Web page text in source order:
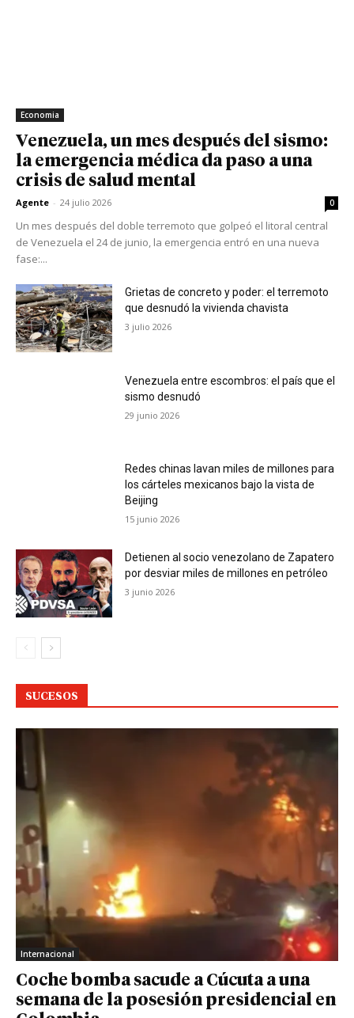
Economia
Venezuela, un mes después del sismo:
la emergencia médica da paso a una
crisis de salud mental
Agente - 24 julio 2026 0
Un mes después del doble terremoto que golpeó el litoral central
de Venezuela el 24 de junio, la emergencia entró en una nueva
fase:...
Grietas de concreto y poder: el terremoto
que desnudó la vivienda chavista
3 julio 2026
Venezuela entre escombros: el país que el
sismo desnudó
29 junio 2026
Redes chinas lavan miles de millones para
los cárteles mexicanos bajo la vista de
Beijing
15 junio 2026
Detienen al socio venezolano de Zapatero
por desviar miles de millones en petróleo
3 junio 2026
SUCESOS
Internacional
Coche bomba sacude a Cúcuta a una
semana de la posesión presidencial en